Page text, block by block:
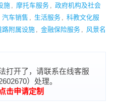
施 , 摩托车服务 , 政府机构及社会
汽车销售 , 生活服务 , 科教文化服
路附属设施 , 金融保险服务 , 风景名
打开了，请联系在线客服
）处理。
点击申请定制